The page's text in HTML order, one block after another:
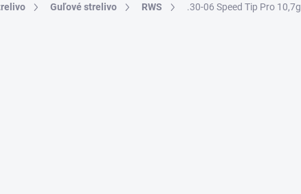
Guľové strelivo RWS .30-06 Speed Tip Pro 10,7g